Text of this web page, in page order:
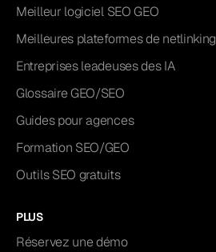
Meilleur logiciel SEO GEO
Meilleures plateformes de netlinking
Entreprises leadeuses des IA
Glossaire GEO/SEO
Guides pour agences
Formation SEO/GEO
Outils SEO gratuits
PLUS
Réservez une démo